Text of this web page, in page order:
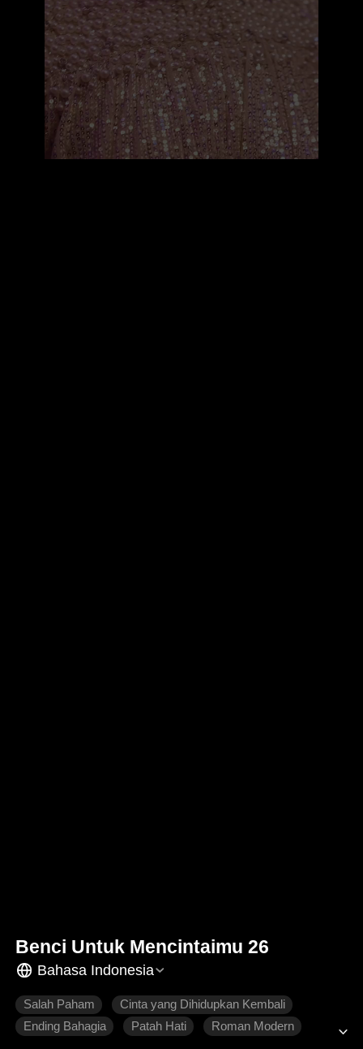
Benci Untuk Mencintaimu 26
Bahasa Indonesia
Salah Paham
Cinta yang Dihidupkan Kembali
Ending Bahagia
Patah Hati Roman Modern